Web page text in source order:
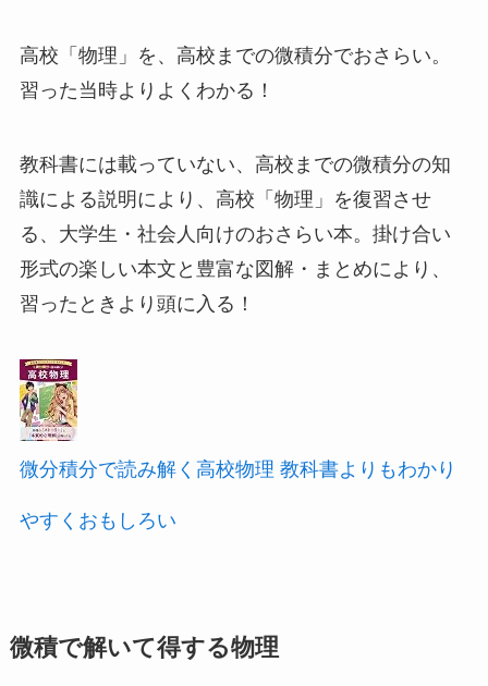
高校「物理」を、高校までの微積分でおさらい。
習った当時よりよくわかる！
教科書には載っていない、高校までの微積分の知
識による説明により、高校「物理」を復習させ
る、大学生・社会人向けのおさらい本。掛け合い
形式の楽しい本文と豊富な図解・まとめにより、
習ったときより頭に入る！
微分積分で読み解く高校物理 教科書よりもわかり
やすくおもしろい
微積で解いて得する物理